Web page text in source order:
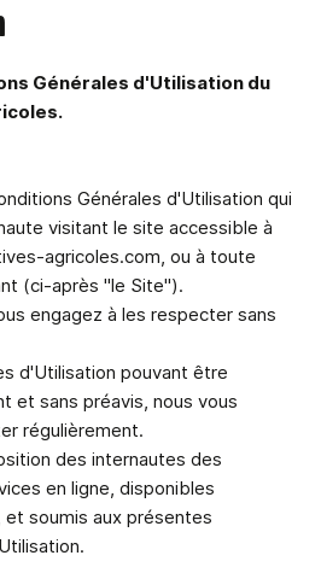
Générales d'Utilisation du
Générales d'Utilisation qui
visitant le site accessible à
agricoles.com, ou à toute
(ci-après "le Site").
engagez à les respecter sans
d'Utilisation pouvant être
et sans préavis, nous vous
régulièrement.
des internautes des
en ligne, disponibles
soumis aux présentes